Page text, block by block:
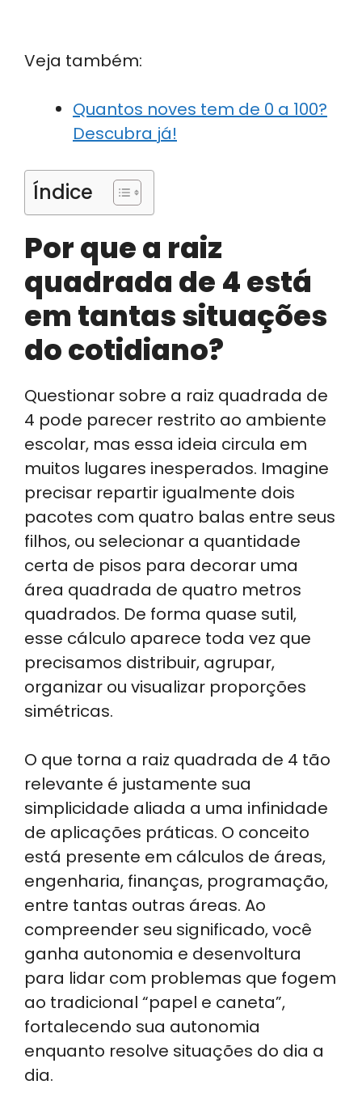
Veja também:
Quantos noves tem de 0 a 100?
Descubra já!
Índice
Por que a raiz
quadrada de 4 está
em tantas situações
do cotidiano?
Questionar sobre a raiz quadrada de
4 pode parecer restrito ao ambiente
escolar, mas essa ideia circula em
muitos lugares inesperados. Imagine
precisar repartir igualmente dois
pacotes com quatro balas entre seus
filhos, ou selecionar a quantidade
certa de pisos para decorar uma
área quadrada de quatro metros
quadrados. De forma quase sutil,
esse cálculo aparece toda vez que
precisamos distribuir, agrupar,
organizar ou visualizar proporções
simétricas.
O que torna a raiz quadrada de 4 tão
relevante é justamente sua
simplicidade aliada a uma infinidade
de aplicações práticas. O conceito
está presente em cálculos de áreas,
engenharia, finanças, programação,
entre tantas outras áreas. Ao
compreender seu significado, você
ganha autonomia e desenvoltura
para lidar com problemas que fogem
ao tradicional “papel e caneta”,
fortalecendo sua autonomia
enquanto resolve situações do dia a
dia.